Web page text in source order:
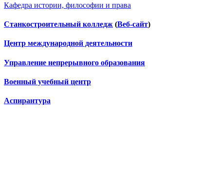
Кафедра истории, философии и права
Станкостроительный колледж (Веб-сайт)
Центр международной деятельности
Управление непрерывного образования
Военный учебный центр
Аспирантура